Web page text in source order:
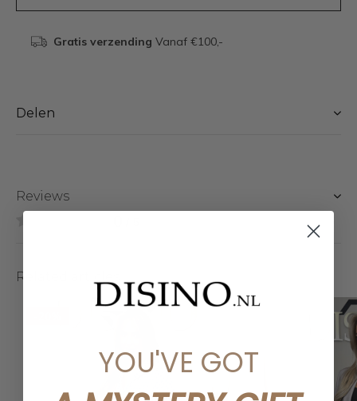
Gratis verzending Vanaf €100,-
Delen
Reviews
Related articles
YOU'VE GOT